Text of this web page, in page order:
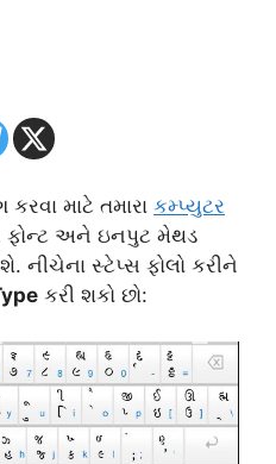
માટે તમારા કમ્પ્યુટર
ફોન્ટ અને ઇનપુટ મેથડ
નીચેના સ્ટેપ્સ ફોલો કરીને
કરી શકો છો: